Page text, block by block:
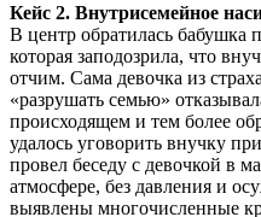
Кейс 2. Внутрисемейное
В центр обратилась бабушка
которая заподозрила, что
отчим. Сама девочка из
«разрушать семью»
происходящем и тем более
удалось уговорить внучку
провел беседу с девочкой в
атмосфере, без давления и
выявлены многочисленные